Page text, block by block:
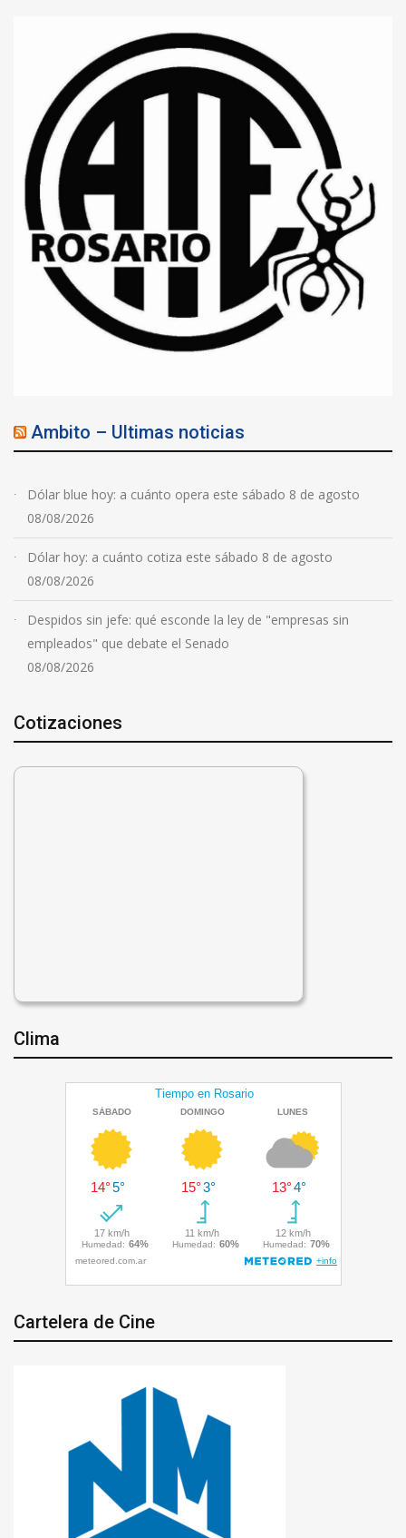
Ambito – Ultimas noticias
Dólar blue hoy: a cuánto opera este sábado 8 de agosto
08/08/2026
Dólar hoy: a cuánto cotiza este sábado 8 de agosto
08/08/2026
Despidos sin jefe: qué esconde la ley de "empresas sin
empleados" que debate el Senado
08/08/2026
Cotizaciones
Clima
Cartelera de Cine